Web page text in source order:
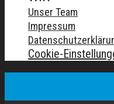
Unser Team
Impressum
Cookie-